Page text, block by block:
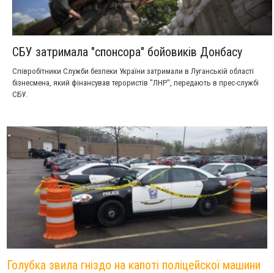
СБУ затримала "спонсора" бойовиків Донбасу
Співробітники Служби безпеки України затримали в Луганській області
бізнесмена, який фінансував терористів "ЛНР", передають в прес-службі
СБУ.
Голубка звила гніздо на капоті поліцейскої машини